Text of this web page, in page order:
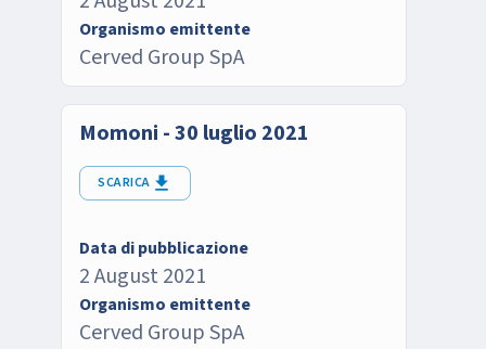
Organismo emittente
Cerved Group SpA
Momoni - 30 luglio 2021
SCARICA
Data di pubblicazione
2 August 2021
Organismo emittente
Cerved Group SpA